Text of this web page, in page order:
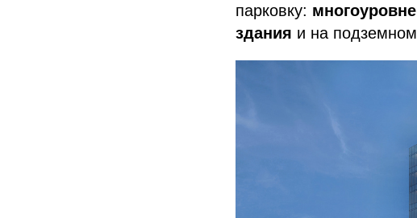
парковку:
здания и на